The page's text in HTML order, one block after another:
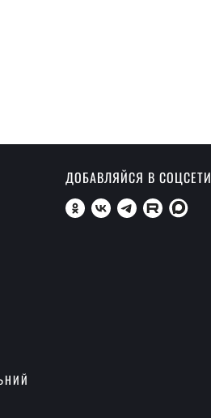
ДОБАВЛЯЙСЯ В СОЦСЕТИ